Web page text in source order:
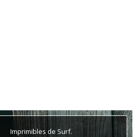
Imprimibles de Surf.